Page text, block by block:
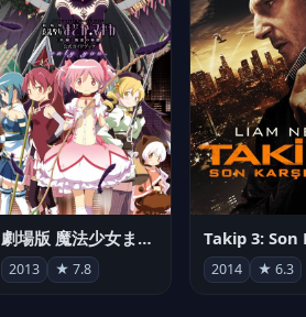
劇場版 魔法少女まどか☆マギカ[新編]叛逆の物語
2013 ★ 7.8 2014 ★ 6.3